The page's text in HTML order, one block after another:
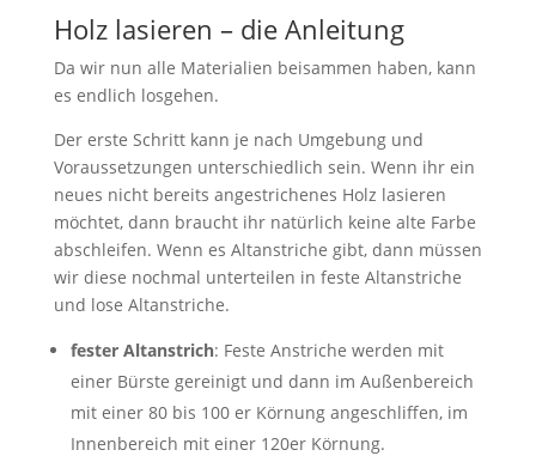
Holz lasieren – die Anleitung
Da wir nun alle Materialien beisammen haben, kann
es endlich losgehen.
Der erste Schritt kann je nach Umgebung und
Voraussetzungen unterschiedlich sein. Wenn ihr ein
neues nicht bereits angestrichenes Holz lasieren
möchtet, dann braucht ihr natürlich keine alte Farbe
abschleifen. Wenn es Altanstriche gibt, dann müssen
wir diese nochmal unterteilen in feste Altanstriche
und lose Altanstriche.
fester Altanstrich: Feste Anstriche werden mit
einer Bürste gereinigt und dann im Außenbereich
mit einer 80 bis 100 er Körnung angeschliffen, im
Innenbereich mit einer 120er Körnung.